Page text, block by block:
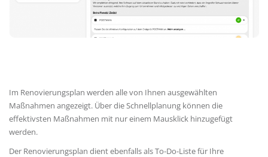
Im Renovierungsplan werden alle von Ihnen ausgewählten
Maßnahmen angezeigt. Über die Schnellplanung können die
effektivsten Maßnahmen mit nur einem Mausklick hinzugefügt
werden.
Der Renovierungsplan dient ebenfalls als To-Do-Liste für Ihre